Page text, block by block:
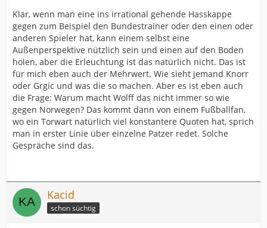
Klar, wenn man eine ins irrational gehende Hasskappe
gegen zum Beispiel den Bundestrainer oder den einen oder
anderen Spieler hat, kann einem selbst eine
Außenperspektive nützlich sein und einen auf den Boden
holen, aber die Erleuchtung ist das natürlich nicht. Das ist
für mich eben auch der Mehrwert. Wie sieht jemand Knorr
oder Grgic und was die so machen. Aber es ist eben auch
die Frage: Warum macht Wolff das nicht immer so wie
gegen Norwegen? Das kommt dann von einem Fußballfan,
wo ein Torwart natürlich viel konstantere Quoten hat, sprich
man in erster Linie über einzelne Patzer redet. Solche
Gespräche sind das.
Kacid
schon süchtig